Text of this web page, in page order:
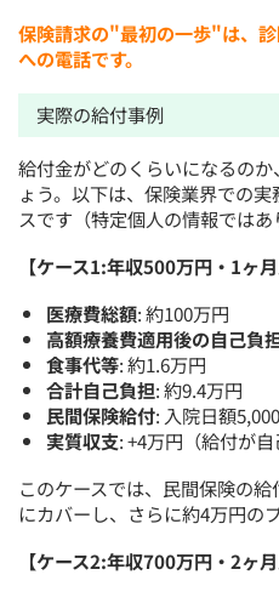
保険請求の"最初の一歩"は、
への電話です。
実際の給付事例
給付金がどのくらいになるの
ょう。以下は、保険業界での
スです（特定個人の情報ではあ
【ケース1:年収500万円・1ヶ
医療費総額: 約100万円
高額療養費適用後の自己負
食事代等: 約1.6万円
合計自己負担: 約9.4万円
民間保険給付: 入院日額
実質収支: +4万円（給付が自
このケースでは、民間保険の
にカバーし、さらに約4万円の
【ケース2:年収700万円・2ヶ